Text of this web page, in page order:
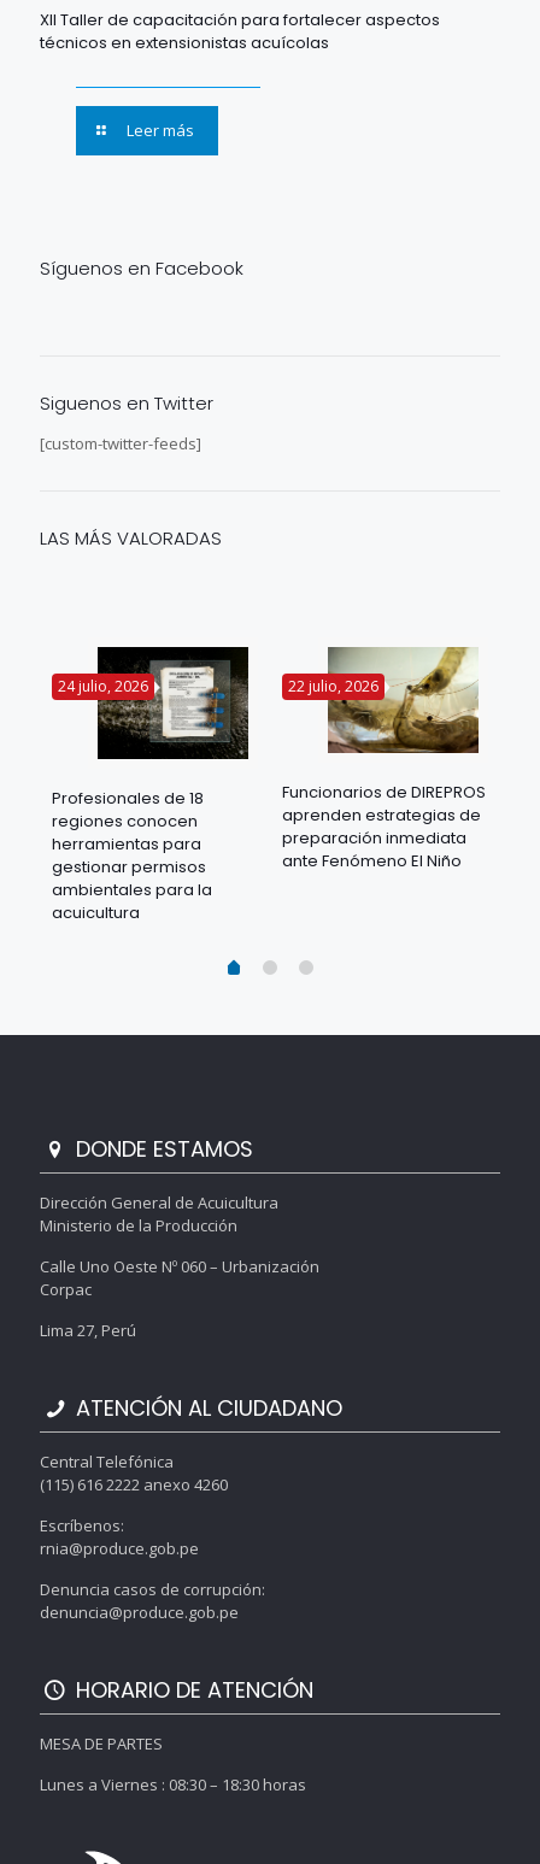
XII Taller de capacitación para fortalecer aspectos
técnicos en extensionistas acuícolas
Leer más
Síguenos en Facebook
Siguenos en Twitter
[custom-twitter-feeds]
LAS MÁS VALORADAS
24 julio, 2026
Profesionales de 18
regiones conocen
herramientas para
gestionar permisos
ambientales para la
acuicultura
22 julio, 2026
Funcionarios de DIREPROS
aprenden estrategias de
preparación inmediata
ante Fenómeno El Niño
DONDE ESTAMOS
Dirección General de Acuicultura
Ministerio de la Producción
Calle Uno Oeste Nº 060 – Urbanización
Corpac
Lima 27, Perú
ATENCIÓN AL CIUDADANO
Central Telefónica
(115) 616 2222 anexo 4260
Escríbenos:
rnia@produce.gob.pe
Denuncia casos de corrupción:
denuncia@produce.gob.pe
HORARIO DE ATENCIÓN
MESA DE PARTES
Lunes a Viernes : 08:30 – 18:30 horas